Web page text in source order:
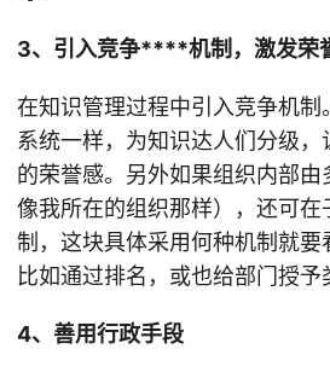
3、引入竞争****机制，激发荣
在知识管理过程中引入竞争机
系统一样，为知识达人们分级
的荣誉感。另外如果组织内部
像我所在的组织那样），还可
制，这块具体采用何种机制就要
比如通过排名，或也给部门授予
4、善用行政手段